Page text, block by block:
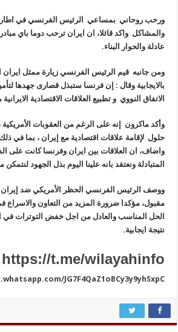
ورحب روحاني بمساعي الرئيس الفرنسي في اطار
والمشاكل واكد قائلا، ان ايران ترحب دوما باي
عادلة والحوار البناء.
ومن جانبه قيم الرئيس الفرنسي زيارة ممثل
بالايجابية وقال : إن فرنسا ستبذل قصارى جهدها
الاتفاق النووي و تطبيع العلاقات الاقتصادية
وأكد ماكرون إنه على الرغم من العقوبات
حلول لإقامة علاقات اقتصادية مع إيران ، بما في
واضاف، ان العلاقات بين ايران وفرنسا كانت على
المتبادلة ونعتقد بانه علينا اليوم بذل الجهود
ووصف الرئيس الفرنسي الحظر الأمريكي ضد إيران
مقبول، مؤكدا ضرورة المزيد من التعاون والاسراع
الحل المناسب والعادل من اجل خفض التوترات في
نتيجة ايجابية.
https://t.me/wilayahinfo
JG7F4QaZ1oBCy3y9yhSxpC